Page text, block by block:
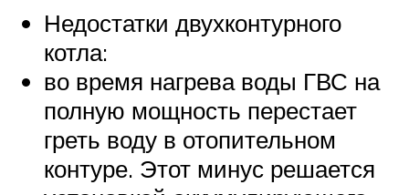
Недостатки двухконтурного
котла:
во время нагрева воды ГВС на
полную мощность перестает
греть воду в отопительном
контуре. Этот минус решается